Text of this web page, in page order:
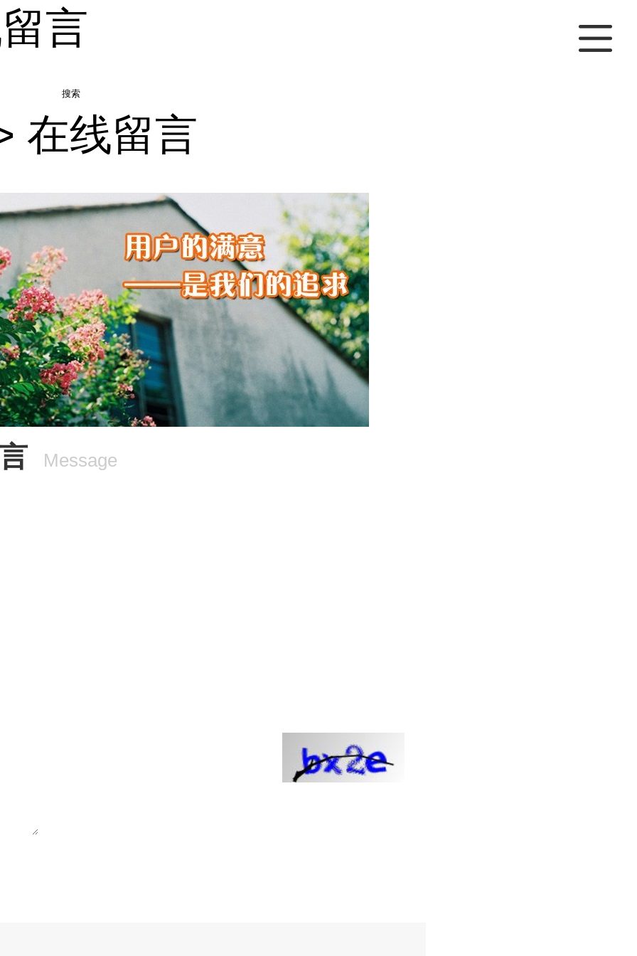
言
搜索
在线留言
Message